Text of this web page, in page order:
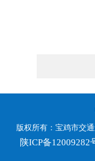
版权所有：宝鸡市交
陕ICP备12009282